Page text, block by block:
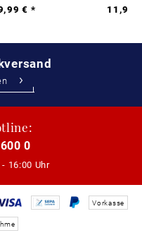
€ *
11,99
0
16:00 Uhr
Vorkasse